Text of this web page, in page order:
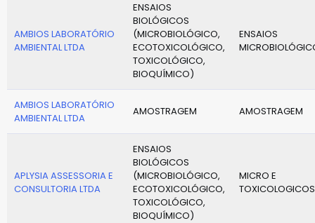
AMBIOS LABORATÓRIO
AMBIENTAL LTDA
ENSAIOS
BIOLÓGICOS
(MICROBIOLÓGICO,
ECOTOXICOLÓGICO,
TOXICOLÓGICO,
BIOQUÍMICO)
ENSAIOS
AMBIOS LABORATÓRIO
AMBIENTAL LTDA
AMOSTRAGEM AMOSTRAGEM
APLYSIA ASSESSORIA E
CONSULTORIA LTDA
ENSAIOS
BIOLÓGICOS
(MICROBIOLÓGICO,
ECOTOXICOLÓGICO,
TOXICOLÓGICO,
BIOQUÍMICO)
MICRO E
TOXICOLOGICOS